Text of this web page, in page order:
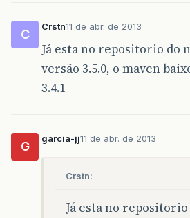
C
Crstn11 de abr. de 2013
Já esta no repositorio do
versão 3.5.0, o maven
3.4.1
G
garcia-jj11 de abr. de 2013
Crstn:
Já esta no repositorio